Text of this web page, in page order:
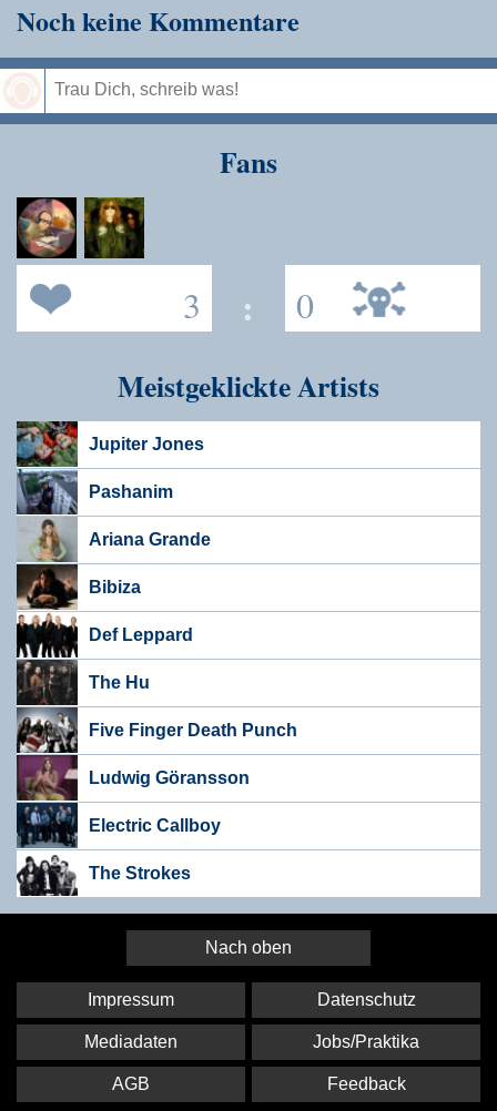
Noch keine Kommentare
Fans
3 : 0
Meistgeklickte Artists
Jupiter Jones
Pashanim
Ariana Grande
Bibiza
Def Leppard
The Hu
Five Finger Death Punch
Ludwig Göransson
Electric Callboy
The Strokes
Nach oben
Impressum Datenschutz
Mediadaten Jobs/Praktika
AGB Feedback